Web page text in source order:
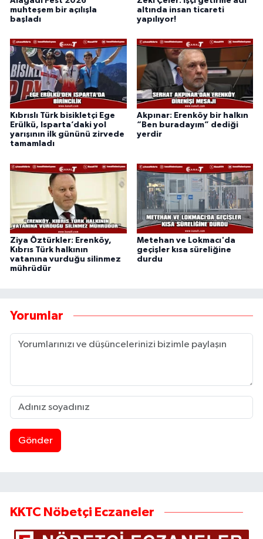
muhteşem bir açılışla
başladı
altında insan ticareti
yapılıyor!
Kıbrıslı Türk bisikletçi Ege
Erülkü, Isparta’daki yol
yarışının ilk gününü zirvede
tamamladı
Akpınar: Erenköy bir halkın
“Ben buradayım” dediği
yerdir
Ziya Öztürkler: Erenköy,
Kıbrıs Türk halkının
vatanına vurduğu silinmez
mührüdür
Metehan ve Lokmacı'da
geçişler kısa süreliğine
durdu
Yorumlar
Gönder
KKTC Nöbetçi Eczaneler